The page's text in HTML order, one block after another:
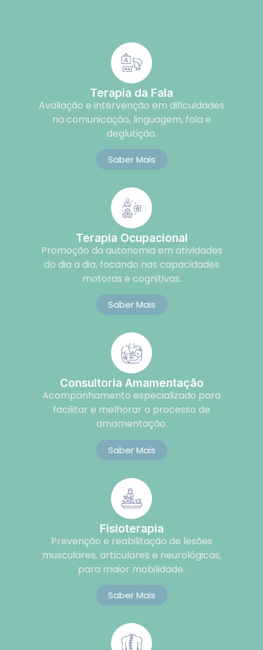
Terapia da Fala
Avaliação e intervenção em dificuldades
na comunicação, linguagem, fala e
deglutição.
Saber Mais
Terapia Ocupacional
Promoção da autonomia em atividades
do dia a dia, focando nas capacidades
motoras e cognitivas.
Saber Mais
Consultoria Amamentação
Acompanhamento especializado para
facilitar e melhorar o processo de
amamentação.
Saber Mais
Fisioterapia
Prevenção e reabilitação de lesões
musculares, articulares e neurológicas,
para maior mobilidade.
Saber Mais